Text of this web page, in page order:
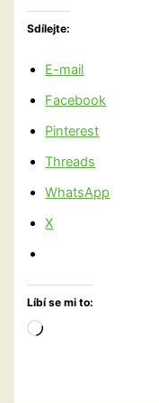
Sdílejte:
E-mail
Facebook
Pinterest
Threads
WhatsApp
X
Líbí se mi to:
Načítání…